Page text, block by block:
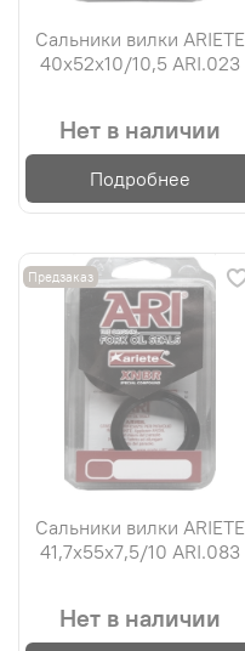
Сальники вилки ARIETE
40х52х10/10,5 ARI.023
Нет в наличии
Подробнее
Предзаказ
Сальники вилки ARIETE
41,7х55х7,5/10 ARI.083
Нет в наличии